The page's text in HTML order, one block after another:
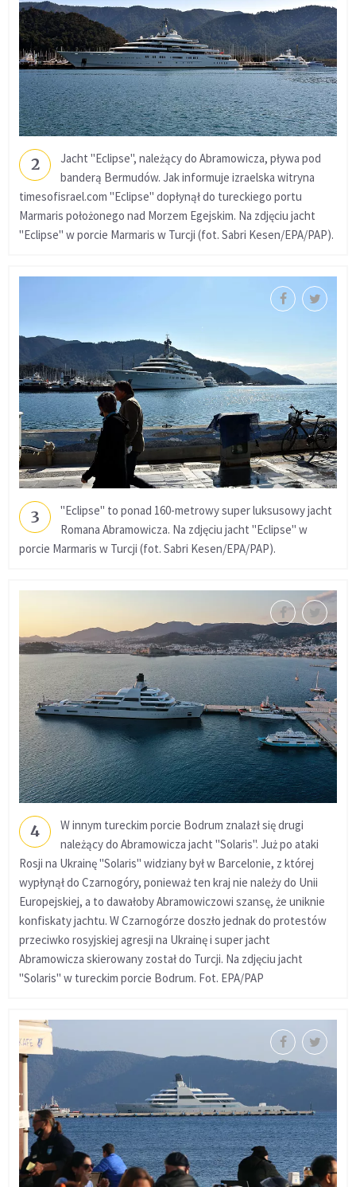
2
Jacht "Eclipse", należący do Abramowicza, pływa pod
banderą Bermudów. Jak informuje izraelska witryna
timesofisrael.com "Eclipse" dopłynął do tureckiego portu
Marmaris położonego nad Morzem Egejskim. Na zdjęciu jacht
"Eclipse" w porcie Marmaris w Turcji (fot. Sabri Kesen/EPA/PAP).
3
"Eclipse" to ponad 160-metrowy super luksusowy jacht
Romana Abramowicza. Na zdjęciu jacht "Eclipse" w
porcie Marmaris w Turcji (fot. Sabri Kesen/EPA/PAP).
4
W innym tureckim porcie Bodrum znalazł się drugi
należący do Abramowicza jacht "Solaris". Już po ataki
Rosji na Ukrainę "Solaris" widziany był w Barcelonie, z której
wypłynął do Czarnogóry, ponieważ ten kraj nie należy do Unii
Europejskiej, a to dawałoby Abramowiczowi szansę, że uniknie
konfiskaty jachtu. W Czarnogórze doszło jednak do protestów
przeciwko rosyjskiej agresji na Ukrainę i super jacht
Abramowicza skierowany został do Turcji. Na zdjęciu jacht
"Solaris" w tureckim porcie Bodrum. Fot. EPA/PAP